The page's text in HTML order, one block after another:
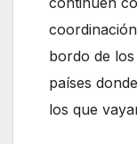
bordo de
países
los que